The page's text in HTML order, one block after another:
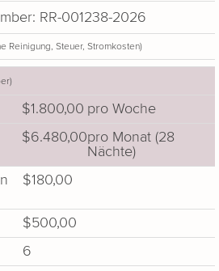
RR-001238-2026
Reinigung, Steuer, Stromkosten)
$1.800,00 pro Woche
$6.480,00pro Monat (28
Nächte)
$180,00
$500,00
6